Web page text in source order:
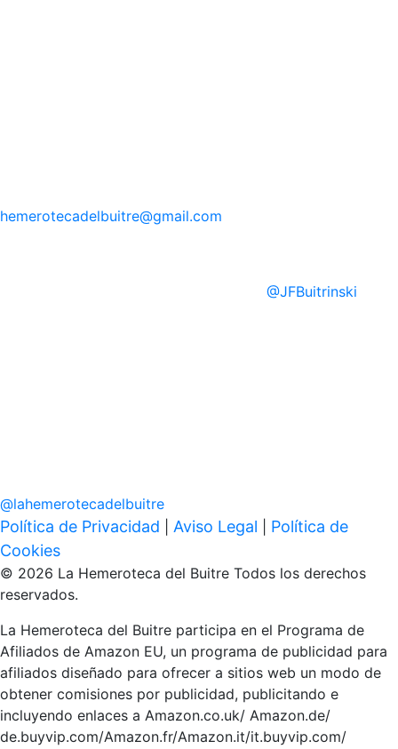
hemerotecadelbuitre@gmail.com
@JFBuitrinski
@lahemerotecadelbuitre
Política de Privacidad Aviso Legal
Política de
Cookies
© 2026 La Hemeroteca del Buitre Todos los derechos
reservados.
La Hemeroteca del Buitre participa en el Programa de
Afiliados de Amazon EU, un programa de publicidad para
afiliados diseñado para ofrecer a sitios web un modo de
obtener comisiones por publicidad, publicitando e
incluyendo enlaces a Amazon.co.uk/ Amazon.de/
de.buyvip.com/Amazon.fr/Amazon.it/it.buyvip.com/